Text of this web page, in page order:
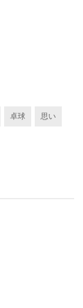
卓球 思い